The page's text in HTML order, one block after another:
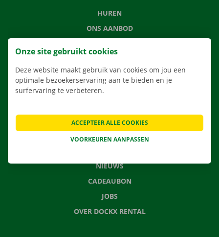
HUREN
ONS AANBOD
APP
VERHUISOPLOSSINGEN
CONTACTEER ONS
NIEUWS
CADEAUBON
JOBS
OVER DOCKX RENTAL
Onze site gebruikt cookies
Deze website maakt gebruik van cookies om jou een
optimale bezoekerservaring aan te bieden en je
surfervaring te verbeteren.
VOORKEUREN AANPASSEN
ACCEPTEER ALLE COOKIES